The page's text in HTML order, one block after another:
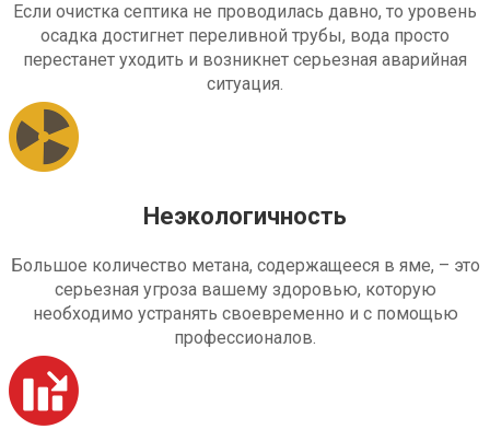
Если очистка септика не проводилась давно, то уровень
осадка достигнет переливной трубы, вода просто
перестанет уходить и возникнет серьезная аварийная
ситуация.
Неэкологичность
Большое количество метана, содержащееся в яме, – это
серьезная угроза вашему здоровью, которую
необходимо устранять своевременно и с помощью
профессионалов.